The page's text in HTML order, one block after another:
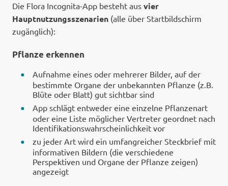
Die Flora Incognita-App besteht aus vier
Hauptnutzungsszenarien (alle über Startbildschirm
zugänglich):
Pflanze erkennen
Aufnahme eines oder mehrerer Bilder, auf der
bestimmte Organe der unbekannten Pflanze (z.B.
Blüte oder Blatt) gut sichtbar sind
App schlägt entweder eine einzelne Pflanzenart
oder eine Liste möglicher Vertreter geordnet nach
Identifikationswahrscheinlichkeit vor
zu jeder Art wird ein umfangreicher Steckbrief mit
informativen Bildern (die verschiedene
Perspektiven und Organe der Pflanze zeigen)
angezeigt